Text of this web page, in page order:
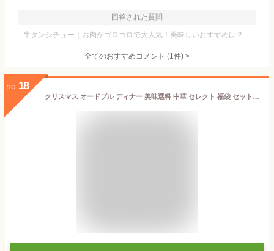
回答された質問
牛タンシチュー｜お肉がゴロゴロで大人気！美味しいおすすめは？
全てのおすすめコメント (1件) >
no. 18
クリスマス オードブル ディナー 美味選科 中華 セレクト 福袋 セット 詰め合わせ 唐揚げ エビチリ 海老チリ 酢豚 麻婆 餃子 黒酢 肉だんご 焼売 おせち お歳暮 ギフト 御歳暮 の お試し お取り寄せグルメ お取り寄せ ご飯のお供 食べ物 実用的 人気 おかず おつまみ